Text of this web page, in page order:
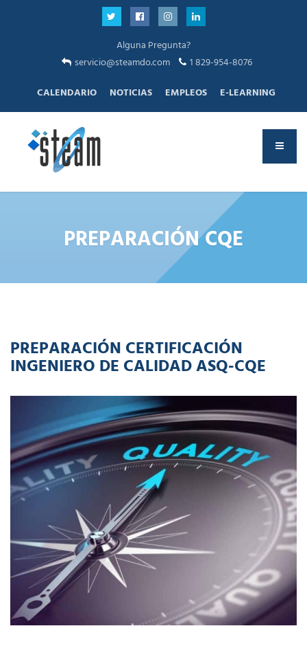
Alguna Pregunta?
servicio@steamdo.com
1 829-954-8076
CALENDARIO
NOTICIAS EMPLEOS E-LEARNING
PREPARACIÓN CQE
PREPARACIÓN CERTIFICACIÓN
INGENIERO DE CALIDAD ASQ-CQE